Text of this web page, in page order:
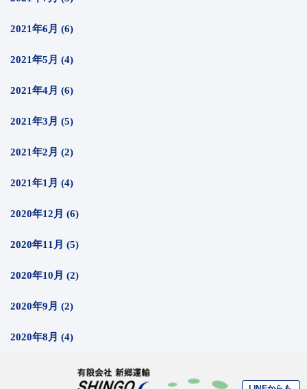
2021年6月 (6)
2021年5月 (4)
2021年4月 (6)
2021年3月 (5)
2021年2月 (2)
2021年1月 (4)
2020年12月 (6)
2020年11月 (5)
2020年10月 (2)
2020年9月 (2)
2020年8月 (4)